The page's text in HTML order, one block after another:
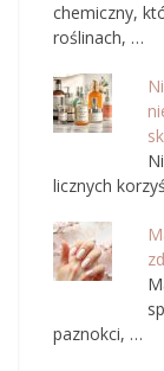
chemiczny,
roślinach, …
licznych
paznokci, …